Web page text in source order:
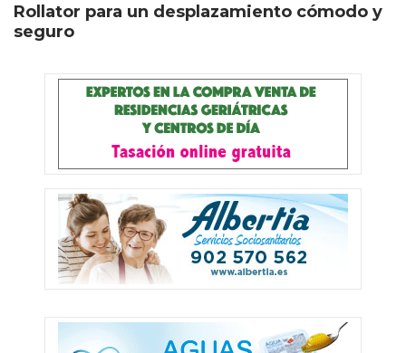
Rollator para un desplazamiento cómodo y
seguro